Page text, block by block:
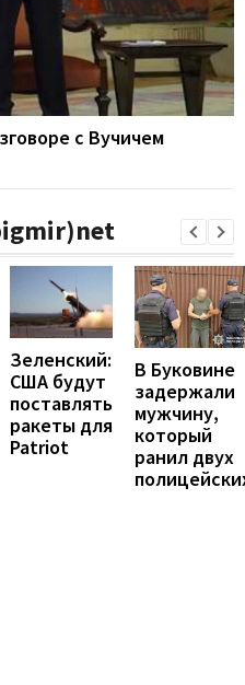
с Вучичем
Зеленский:
США будут
поставлять
ракеты для
Patriot
В Буковине
задержали
мужчину,
который
ранил двух